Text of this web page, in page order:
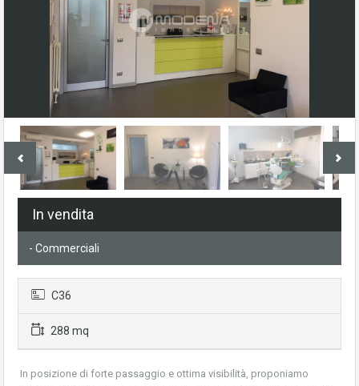
In vendita
- Commerciali
C36
288 mq
In posizione di forte passaggio e ottima visibilità, proponiamo